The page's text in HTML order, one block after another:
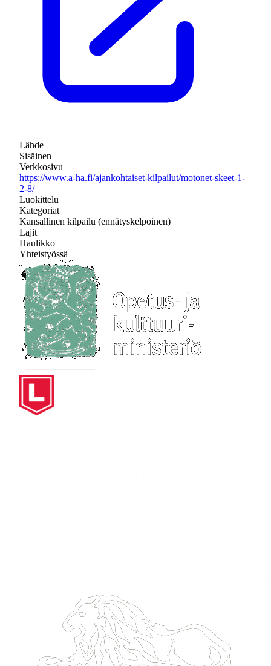
Lähde
Sisäinen
Verkkosivu
https://www.a-ha.fi/ajankohtaiset-kilpailut/motonet-skeet-1-
2-8/
Luokittelu
Kategoriat
Kansallinen kilpailu (ennätyskelpoinen)
Lajit
Haulikko
Yhteistyössä